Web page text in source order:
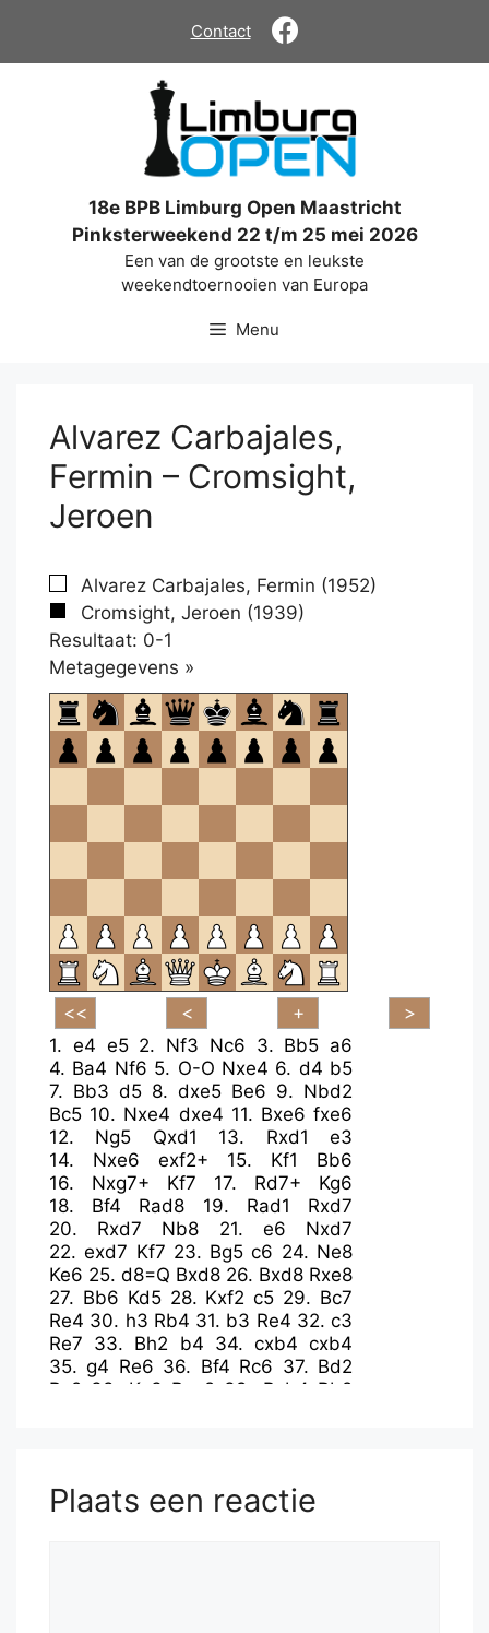
de
Contact
18e BPB Limburg Open Maastricht
Pinksterweekend 22 t/m 25 mei 2026
Een van de grootste en leukste
weekendtoernooien van Europa
Menu
Alvarez Carbajales,
Fermin – Cromsight,
Jeroen
Alvarez Carbajales, Fermin (1952)
Cromsight, Jeroen (1939)
Resultaat: 0-1
Metagegevens »
om
te
openen.
1. e4 e5 2. Nf3 Nc6 3. Bb5 a6
4. Ba4 Nf6 5. O-O Nxe4 6. d4 b5
7. Bb3 d5 8. dxe5 Be6 9. Nbd2
Bc5 10. Nxe4 dxe4 11. Bxe6 fxe6
12. Ng5 Qxd1 13. Rxd1
e3
14. Nxe6 exf2+ 15. Kf1
Bb6
16. Nxg7+ Kf7 17. Rd7+
Kg6
18. Bf4 Rad8 19. Rad1
Rxd7
20. Rxd7 Nb8 21. e6
Nxd7
22.exd7 Kf7 23. Bg5 c6 24. Ne8
Ke6 25. d8=Q Bxd8 26. Bxd8 Rxe8
27. Bb6 Kd5 28. Kxf2 c5 29. Bc7
Re4 30. h3 Rb4 31. b3 Re4 32. c3
Re7 33. Bh2 b4 34. cxb4 cxb4
35.g4 Re6 36. Bf4 Rc6 37. Bd2
Rc2 38. Ke3 Rxa2 39. Bxb4 Rb2
Plaats een reactie